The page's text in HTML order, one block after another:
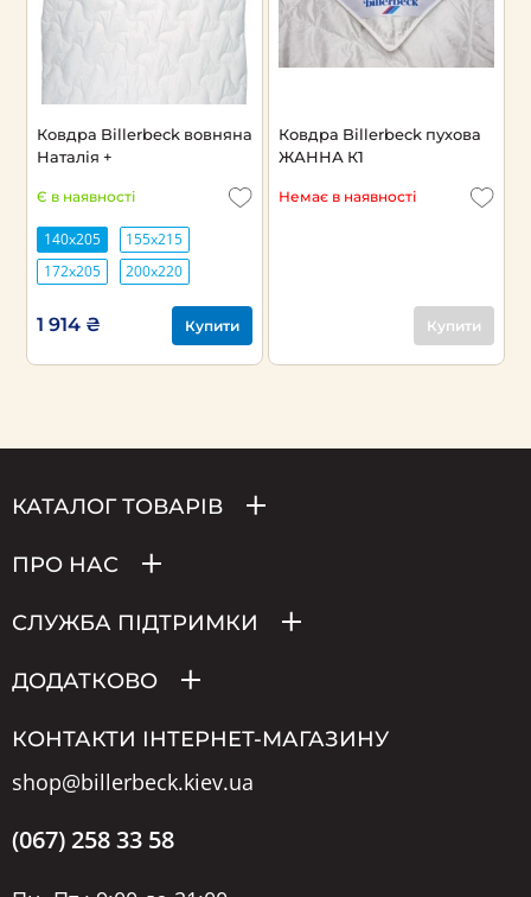
Ковдра Billerbeck вовняна
Наталія +
Є в наявності
140х205
155х215
172х205
200х220
1 914 ₴ Купити
Ковдра Billerbeck пухова
ЖАННА К1
Немає в наявності
Купити
КАТАЛОГ ТОВАРІВ
ПРО НАС
СЛУЖБА ПІДТРИМКИ
ДОДАТКОВО
КОНТАКТИ ІНТЕРНЕТ-МАГАЗИНУ
shop@billerbeck.kiev.ua
(067) 258 33 58